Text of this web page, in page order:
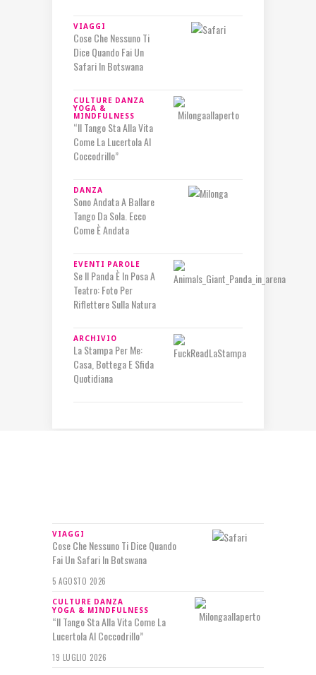
VIAGGI
Cose Che Nessuno Ti
Dice Quando Fai Un
Safari In Botswana
CULTURE DANZA
YOGA &
MINDFULNESS
“Il Tango Sta Alla Vita
Come La Lucertola Al
Coccodrillo”
DANZA
Sono Andata A Ballare
Tango Da Sola. Ecco
Come È Andata
EVENTI PAROLE
Se Il Panda È In Posa A
Teatro: Foto Per
Riflettere Sulla Natura
ARCHIVIO
La Stampa Per Me:
Casa, Bottega E Sfida
Quotidiana
VIAGGI
Cose Che Nessuno Ti Dice Quando
Fai Un Safari In Botswana
5 AGOSTO 2026
CULTURE DANZA
YOGA & MINDFULNESS
“Il Tango Sta Alla Vita Come La
Lucertola Al Coccodrillo”
19 LUGLIO 2026